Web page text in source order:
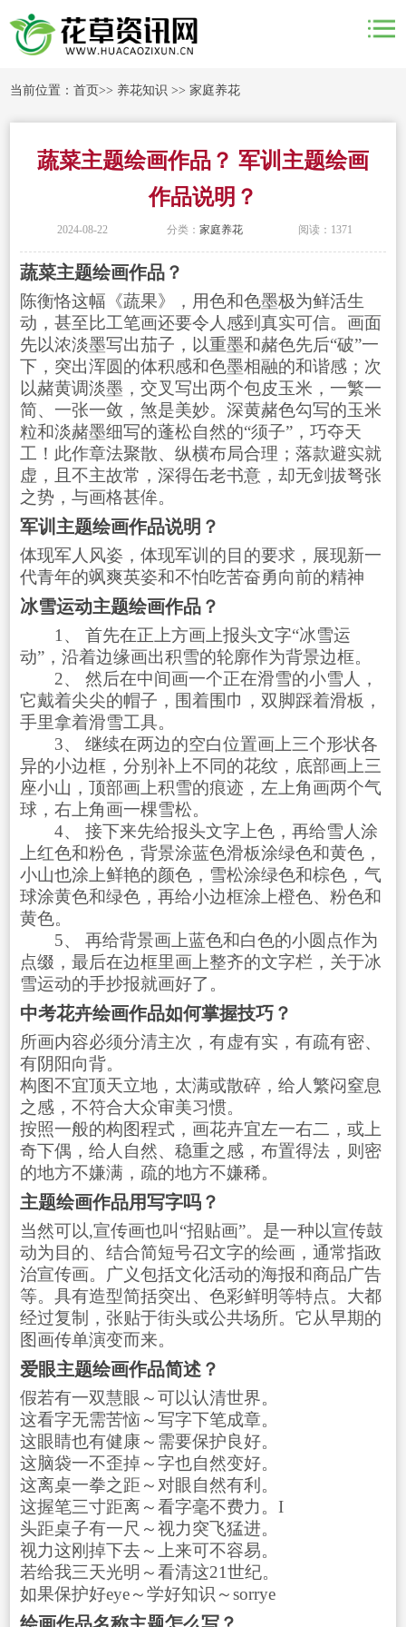
当前位置：首页>> 养花知识 >>家庭养花
蔬菜主题绘画作品？ 军训主题绘画
作品说明？
2024-08-22 分类： 家庭养花 阅读：1371
蔬菜主题绘画作品？
陈衡恪这幅《蔬果》，用色和色墨极为鲜活生
动，甚至比工笔画还要令人感到真实可信。画面
先以浓淡墨写出茄子，以重墨和赭色先后“破”一
下，突出浑圆的体积感和色墨相融的和谐感；次
以赭黄调淡墨，交叉写出两个包皮玉米，一繁一
简、一张一敛，煞是美妙。深黄赭色勾写的玉米
粒和淡赭墨细写的蓬松自然的“须子”，巧夺天
工！此作章法聚散、纵横布局合理；落款避实就
虚，且不主故常，深得缶老书意，却无剑拔弩张
之势，与画格甚侔。
军训主题绘画作品说明？
体现军人风姿，体现军训的目的要求，展现新一
代青年的飒爽英姿和不怕吃苦奋勇向前的精神
冰雪运动主题绘画作品？
1、 首先在正上方画上报头文字“冰雪运
动”，沿着边缘画出积雪的轮廓作为背景边框。
2、 然后在中间画一个正在滑雪的小雪人，
它戴着尖尖的帽子，围着围巾，双脚踩着滑板，
手里拿着滑雪工具。
3、 继续在两边的空白位置画上三个形状各
异的小边框，分别补上不同的花纹，底部画上三
座小山，顶部画上积雪的痕迹，左上角画两个气
球，右上角画一棵雪松。
4、 接下来先给报头文字上色，再给雪人涂
上红色和粉色，背景涂蓝色滑板涂绿色和黄色，
小山也涂上鲜艳的颜色，雪松涂绿色和棕色，气
球涂黄色和绿色，再给小边框涂上橙色、粉色和
黄色。
5、 再给背景画上蓝色和白色的小圆点作为
点缀，最后在边框里画上整齐的文字栏，关于冰
雪运动的手抄报就画好了。
中考花卉绘画作品如何掌握技巧？
所画内容必须分清主次，有虚有实，有疏有密、
有阴阳向背。
构图不宜顶天立地，太满或散碎，给人繁闷窒息
之感，不符合大众审美习惯。
按照一般的构图程式，画花卉宜左一右二，或上
奇下偶，给人自然、稳重之感，布置得法，则密
的地方不嫌满，疏的地方不嫌稀。
主题绘画作品用写字吗？
当然可以,宣传画也叫“招贴画”。是一种以宣传鼓
动为目的、结合简短号召文字的绘画，通常指政
治宣传画。广义包括文化活动的海报和商品广告
等。具有造型简括突出、色彩鲜明等特点。大都
经过复制，张贴于街头或公共场所。它从早期的
图画传单演变而来。
爱眼主题绘画作品简述？
假若有一双慧眼～可以认清世界。
这看字无需苦恼～写字下笔成章。
这眼睛也有健康～需要保护良好。
这脑袋一不歪掉～字也自然变好。
这离桌一拳之距～对眼自然有利。
这握笔三寸距离～看字毫不费力。I
头距桌子有一尺～视力突飞猛进。
视力这刚掉下去～上来可不容易。
若给我三天光明～看清这21世纪。
如果保护好eye～学好知识～sorrye